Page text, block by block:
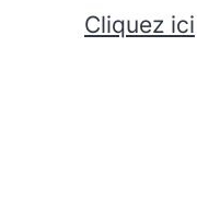
Cliquez ici